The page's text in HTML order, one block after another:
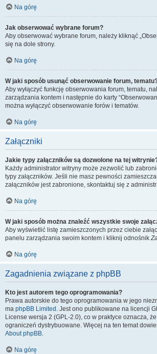
Na górę
Jak obserwować wybrane forum?
Aby obserwować wybrane forum, należy kliknąć
się na dole strony.
Na górę
W jaki sposób usunąć obserwowanie forum,
Aby wyłączyć funkcję obserwowania forum, tematu,
zarządzania kontem i następnie do karty
można wyłączyć obserwowanie forów i tematów.
Na górę
Załączniki
Jakie typy załączników są dozwolone na tej
Każdy administrator witryny może zezwolić lub
typy załączników. Jeśli nie masz pewności
załączników jest zabronione, skontaktuj się z
Na górę
W jaki sposób można znaleźć wszystkie swoje
Aby wyświetlić listę zamieszczonych przez ciebie
panelu zarządzania swoim kontem i kliknij odnośnik
Na górę
Zagadnienia związane z phpBB
Kto jest autorem tego oprogramowania?
Prawa autorskie do tego oprogramowania w jego
ma phpBB Limited . Jest ono publikowane na licencji
License wersja 2 (GPL-2.0), co w praktyce oznacza,
ograniczeń dystrybuowane. Więcej na ten temat
About phpBB.
Na górę